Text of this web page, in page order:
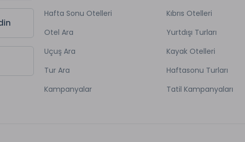
Hafta Sonu Otelleri
Otel Ara
Uçuş Ara
Tur Ara
Kampanyalar
Kıbrıs Otelleri
Yurtdışı Turları
Kayak Otelleri
Haftasonu Turları
Tatil Kampanyaları